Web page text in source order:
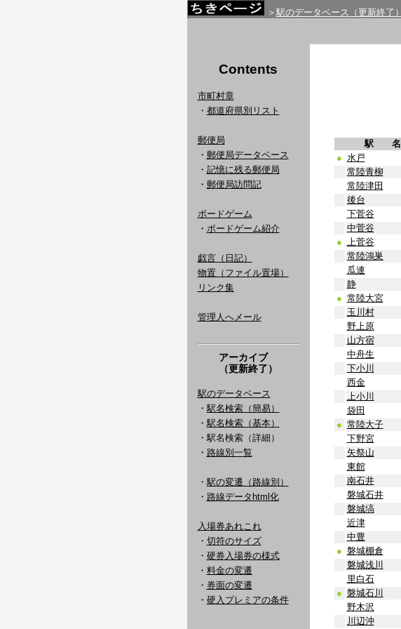
＞ 駅のデータベース（更新終了）
Contents
市町村章
・ 都道府県別リスト
郵便局
・ 郵便局データベース
・ 記憶に残る郵便局
・ 郵便局訪問記
ボードゲーム
・ ボードゲーム紹介
戯言（日記）
物置（ファイル置場）
リンク集
管理人へメール
アーカイブ
（更新終了）
駅のデータベース
・ 駅名検索（簡易）
・ 駅名検索（基本）
・駅名検索（詳細）
・ 路線別一覧
・ 駅の変遷（路線別）
・ 路線データhtml化
入場券あれこれ
・ 切符のサイズ
・ 硬券入場券の様式
・ 料金の変遷
・ 券面の変遷
・ 硬入プレミアの条件
駅 名
● 水戸
常陸青柳
常陸津田
後台
下菅谷
中菅谷
● 上菅谷
常陸鴻巣
瓜連
静
● 常陸大宮
玉川村
野上原
山方宿
中舟生
下小川
西金
上小川
袋田
● 常陸大子
下野宮
矢祭山
東館
南石井
磐城石井
磐城塙
近津
中豊
● 磐城棚倉
磐城浅川
里白石
● 磐城石川
野木沢
川辺沖